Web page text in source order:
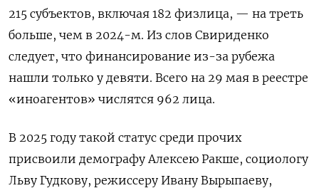
215 субъектов, включая 182 физлица, — на треть
больше, чем в 2024-м. Из слов Свириденко
следует, что финансирование из-за рубежа
нашли только у девяти. Всего на 29 мая в реестре
«иноагентов» числятся 962 лица.
В 2025 году такой статус среди прочих
присвоили демографу Алексею Ракше, социологу
Льву Гудкову, режиссеру Ивану Вырыпаеву,